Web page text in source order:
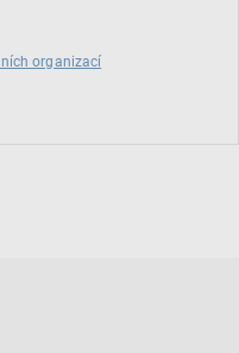
organizací